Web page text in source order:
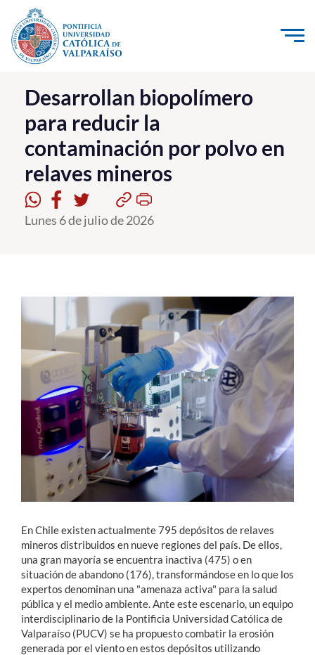
Click acá para ir directamente al contenido
La Universidad
Investigación, Creación e Innovación
PUCV Internacional
Vinculación con el Medio
Admisión
Formación Continua
Estudiantes
Académicos
Funcionarios
Alumni
English
Desarrollan biopolímero
para reducir la
contaminación por polvo en
relaves mineros
Lunes 6 de julio de 2026
En Chile existen actualmente 795 depósitos de relaves
mineros distribuidos en nueve regiones del país. De ellos,
una gran mayoría se encuentra inactiva (475) o en
situación de abandono (176), transformándose en lo que los
expertos denominan una "amenaza activa" para la salud
pública y el medio ambiente. Ante este escenario, un equipo
interdisciplinario de la Pontificia Universidad Católica de
Valparaíso (PUCV) se ha propuesto combatir la erosión
generada por el viento en estos depósitos utilizando